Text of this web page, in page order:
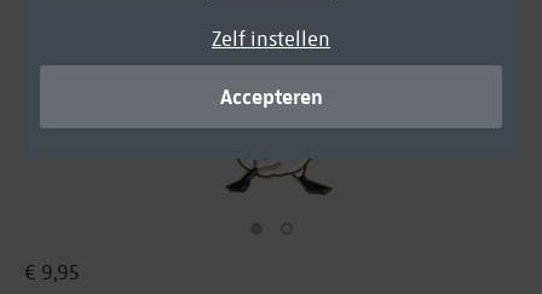
Zelf instellen
Accepteren
€ 9,95